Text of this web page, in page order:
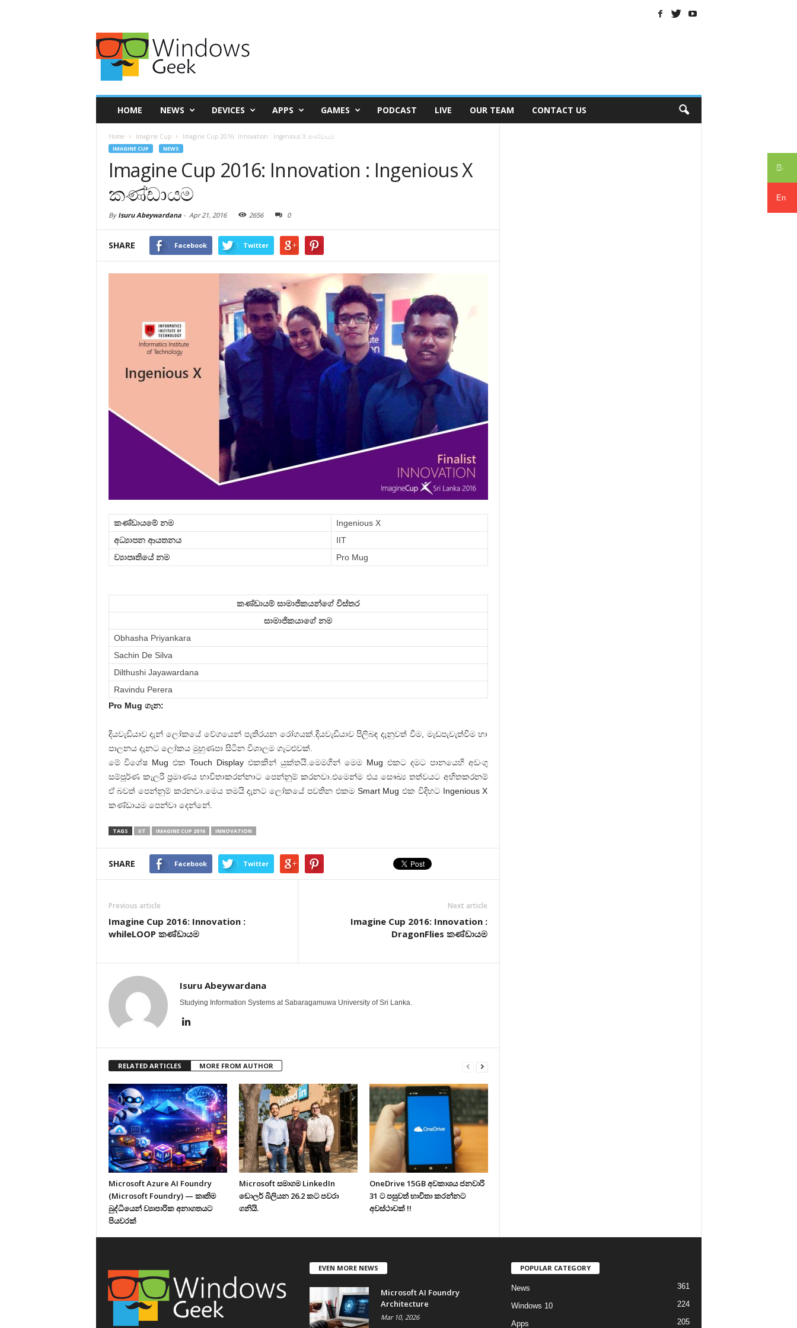
සිං
En
HOME NEWS DEVICES APPS GAMES PODCAST LIVE OUR TEAM CONTACT US
Home Imagine Cup Imagine Cup 2016: Innovation : Ingenious X කණ්ඩායම
IMAGINE CUP NEWS
Imagine Cup 2016: Innovation : Ingenious X
කණ්ඩායම
By Isuru Abeywardana- Apr 21, 2016 2656 0
SHARE Facebook Twitter
කණ්ඩායමේ නම
Ingenious X
අධ්‍යාපන ආයතනය
IIT
ව්‍යාපෘතියේ නම
Pro Mug
කණ්ඩායම් සාමාජිකයන්ගේ විස්තර
සාමාජිකයාගේ නම
Obhasha Priyankara
Sachin De Silva
Dilthushi Jayawardana
Ravindu Perera
Pro Mug ගැන:
දියවැඩියාව දැන් ලෝකයේ වේගයෙන් පැතිරයන රෝගයක්.දියවැඩියාව පිලිබඳ දැනුවත් වීම, මැඩපැවැත්වීම හා
පාලනය දැනට ලෝකය මුහුණපා සිටින විශාලම ගැටළුවක්.
මේ විශේෂ Mug එක Touch Display එකකින් යුක්තයි.මෙමගින් මෙම Mug එකට දමට පානයෙහි අඩංගු
සම්පූර්ණ කැලරි ප්‍රමාණය භාවිතාකරන්නාට පෙන්නුම් කරනවා.එමෙන්ම එය සෞඛ්‍ය තත්වයට අහිතකරනම්
ඒ බවත් පෙන්නුම් කරනවා.මෙය තමයි දැනට ලෝකයේ පවතින එකම Smart Mug එක විදිහට Ingenious X
කණ්ඩායම පෙන්වා දෙන්නේ.
TAGS IIT IMAGINE CUP 2016 INNOVATION
SHARE Facebook Twitter
Previous article
Imagine Cup 2016: Innovation :
whileLOOP කණ්ඩායම
Next article
Imagine Cup 2016: Innovation :
DragonFlies කණ්ඩායම
Isuru Abeywardana
Studying Information Systems at Sabaragamuwa University of Sri Lanka.
RELATED ARTICLES MORE FROM AUTHOR
Microsoft Azure AI Foundry
(Microsoft Foundry) — කෘතිම
බුද්ධියෙන් ව්‍යාපාරික අනාගතයට
පියවරක්
Microsoft සමාගම LinkedIn
ඩොලර් බිලියන 26.2 කට පවරා
ගනියි.
OneDrive 15GB අවකාශය ජනවාරි
31 ට පසුවත් භාවිතා කරන්නට
අවස්ථාවක් !!
EVEN MORE NEWS
Microsoft AI Foundry
Architecture
Mar 10, 2026
POPULAR CATEGORY
News 361
Windows 10 224
Apps 205